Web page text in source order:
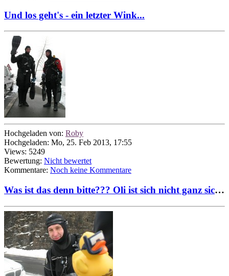
Und los geht's - ein letzter Wink...
Hochgeladen von: Roby
Hochgeladen: Mo, 25. Feb 2013, 17:55
Views: 5249
Bewertung: Nicht bewertet
Kommentare: Noch keine Kommentare
Was ist das denn bitte??? Oli ist sich nicht ganz sicher...